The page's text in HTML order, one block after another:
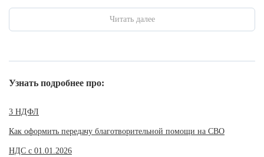
Читать далее
Узнать подробнее про:
3 НДФЛ
Как оформить передачу благотворительной помощи на СВО
НДС с 01.01.2026